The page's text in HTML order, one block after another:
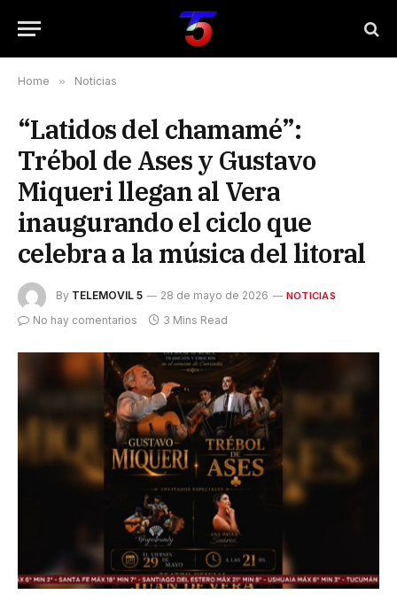
Home » Noticias
“Latidos del chamamé”:
Trébol de Ases y Gustavo
Miqueri llegan al Vera
inaugurando el ciclo que
celebra a la música del litoral
By TELEMOVIL 5 28 de mayo de 2026 NOTICIAS
No hay comentarios 3 Mins Read